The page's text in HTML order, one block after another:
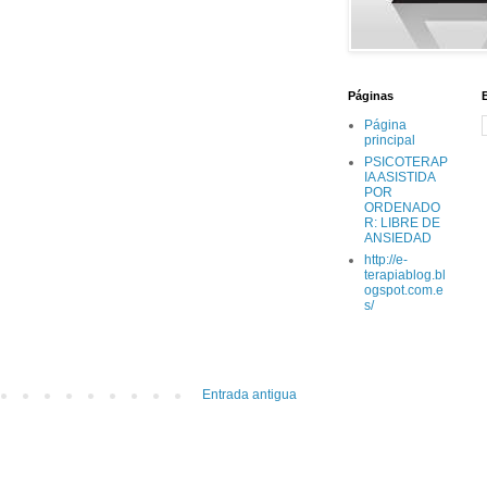
Entrada antigua
Páginas
Página
principal
PSICOTERAP
IA ASISTIDA
POR
ORDENADO
R: LIBRE DE
ANSIEDAD
http://e-
terapiablog.bl
ogspot.com.e
s/